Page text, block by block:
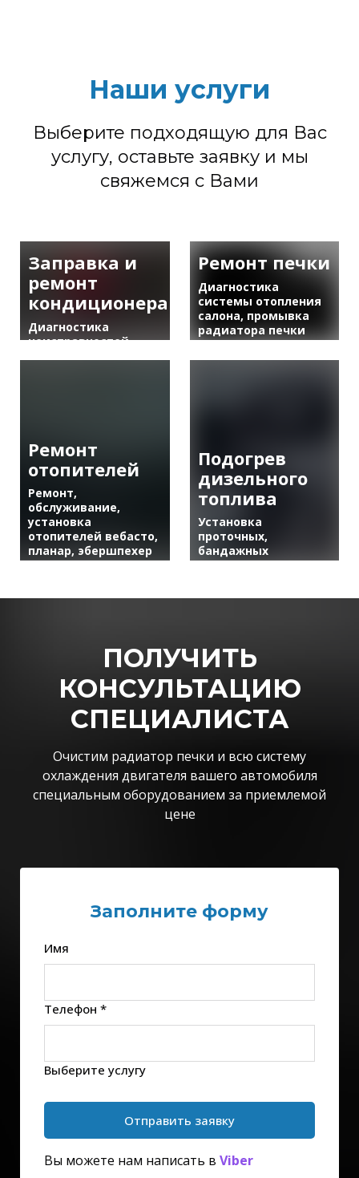
Наши услуги
Выберите подходящую для Вас
услугу, оставьте заявку и мы
свяжемся с Вами
Заправка и
ремонт
кондиционера
Диагностика
неисправностей,
электрики.
Ремонт печки
Диагностика
системы отопления
салона, промывка
радиатора печки
или замена, ремонт
и замена заслонок,
Ремонт
отопителей
Ремонт,
обслуживание,
установка
отопителей вебасто,
планар, эбершпехер
Подогрев
дизельного
топлива
Установка
проточных,
бандажных
ПОЛУЧИТЬ
КОНСУЛЬТАЦИЮ
СПЕЦИАЛИСТА
Очистим радиатор печки и всю систему
охлаждения двигателя вашего автомобиля
специальным оборудованием за приемлемой
цене
Заполните форму
Имя
Телефон *
Выберите услугу
Отправить заявку
Вы можете нам написать в Viber